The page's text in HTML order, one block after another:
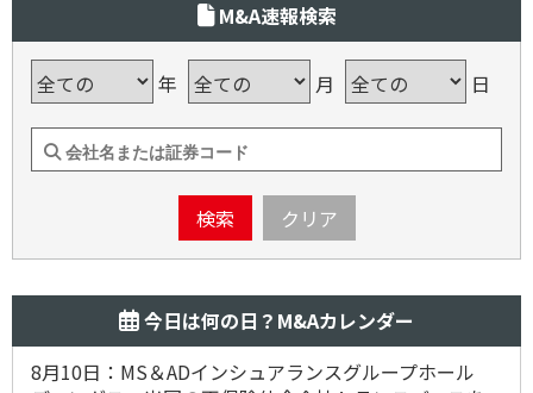
M&A速報検索
年 月 日
検索 クリア
今日は何の日？M&Aカレンダー
8月10日：MS＆ADインシュアランスグループホール